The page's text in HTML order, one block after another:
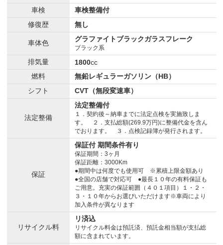
車検
車検整備付
修復歴
無し
車体色 グラファイトブラックガラスフレーク
ブラック系
排気量 1800cc
燃料
無鉛レギュラーガソリン（HB）
シフト
CVT（無段変速車）
法定整備
法定整備付
１．契約後～納車までに法定点検を実施致しま
す。 ２．支払総額(269.9万円)に整備代金を含ん
でおります。 ３．点検記録簿が発行されます。
保証
保証付 期間条件有り
保証期間：3ヶ月
保証距離：3000Km
●期間中は何度でも使用可 ※累積上限金額あり
●全国の店舗で対応可 ●最長１０年の有料保証も
ご用意。充実の保証範囲（４０１項目）１・２・
３・１０年からお選びいただけます※車両により
加入条件が異なります
リサイクル料
リ済込
リサイクル料金は預託済、預託金相当額が支払総
額に含まれています。